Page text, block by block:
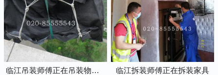
临江吊装师傅正在吊装物品上楼 临江拆装师傅正在拆装家具